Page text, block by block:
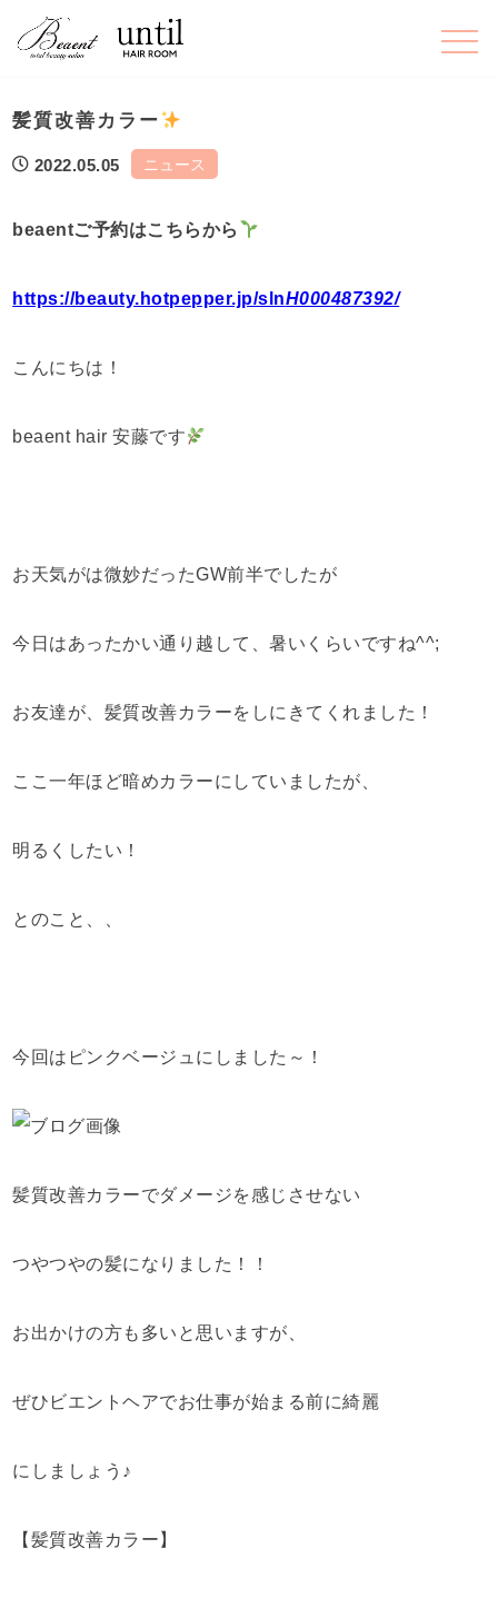
髪質改善カラー
2022.05.05 ニュース
beaentご予約はこちらから
https://beauty.hotpepper.jp/slnH000487392/
こんにちは！
beaent hair 安藤です
お天気がは微妙だったGW前半でしたが
今日はあったかい通り越して、暑いくらいですね^^;
お友達が、髪質改善カラーをしにきてくれました！
ここ一年ほど暗めカラーにしていましたが、
明るくしたい！
とのこと、、
今回はピンクベージュにしました～！
髪質改善カラーでダメージを感じさせない
つやつやの髪になりました！！
お出かけの方も多いと思いますが、
ぜひビエントヘアでお仕事が始まる前に綺麗
にしましょう♪
【髪質改善カラー】